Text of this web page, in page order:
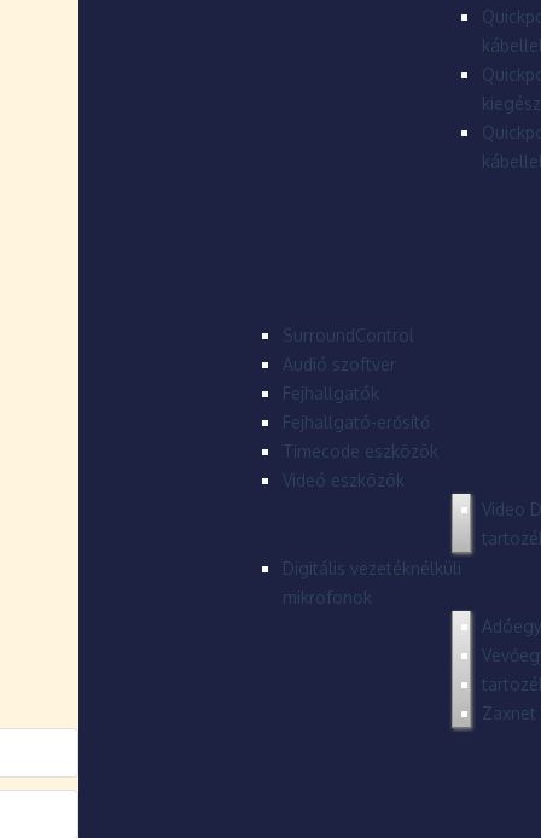
kábellel
kábellel
SurroundControl
Audió szoftver
Fejhallgatók
Fejhallgató-erősítő
Timecode eszközök
Videó eszközök
Video
Digitális vezetéknélküli
mikrofonok
Zaxnet